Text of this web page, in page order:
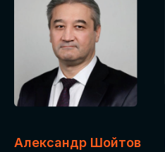
Александр Шойтов